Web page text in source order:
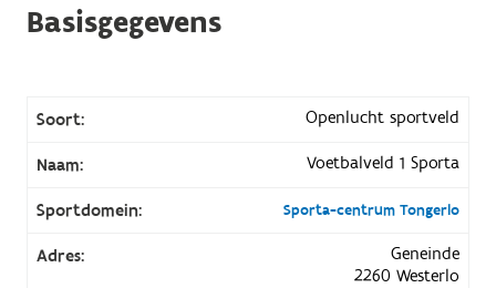
Basisgegevens
Soort: Openlucht sportveld
Naam: Voetbalveld 1 Sporta
Sportdomein: Sporta-centrum Tongerlo
Adres:
Geneinde
2260 Westerlo